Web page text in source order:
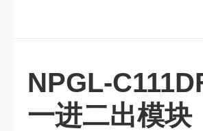
NPGL-
一进二出模块